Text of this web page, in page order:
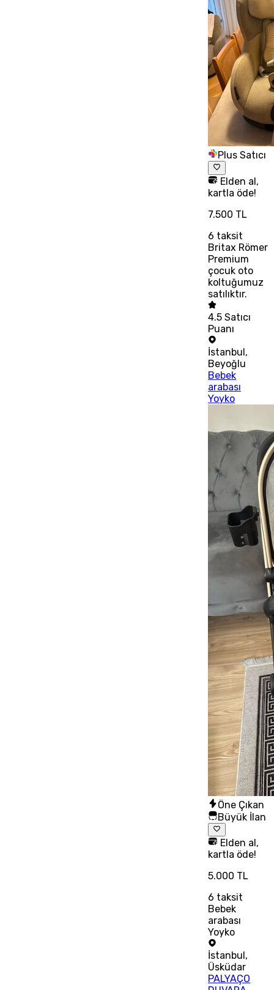
Plus Satıcı
Elden al,
kartla öde!
7.500 TL
6 taksit
Britax Römer
Premium
çocuk oto
koltuğumuz
satılıktır.
4.5 Satıcı
Puanı
İstanbul,
Beyoğlu
Bebek
arabası
Yoyko
Öne Çıkan
Büyük İlan
Elden al,
kartla öde!
5.000 TL
6 taksit
Bebek
arabası
Yoyko
İstanbul,
Üsküdar
PALYAÇO